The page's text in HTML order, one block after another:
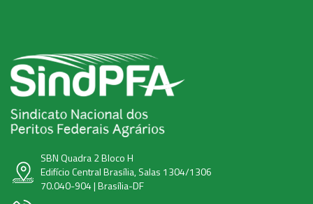
SBN Quadra 2 Bloco H
Edifício Central Brasília, Salas 1304/1306
70.040-904 | Brasília-DF